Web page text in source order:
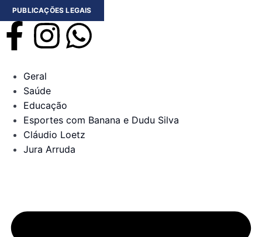
PUBLICAÇÕES LEGAIS
Geral
Saúde
Educação
Esportes com Banana e Dudu Silva
Cláudio Loetz
Jura Arruda